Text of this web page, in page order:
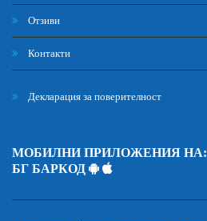
Отзиви
Контакти
Декларация за поверителност
МОБИЛНИ ПРИЛОЖЕНИЯ НА:
БГ БАРКОД